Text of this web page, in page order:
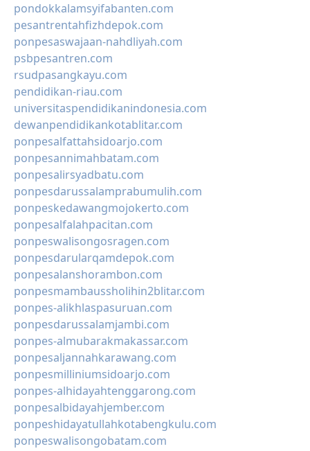
pondokkalamsyifabanten.com
pesantrentahfizhdepok.com
ponpesaswajaan-nahdliyah.com
psbpesantren.com
rsudpasangkayu.com
pendidikan-riau.com
universitaspendidikanindonesia.com
dewanpendidikankotablitar.com
ponpesalfattahsidoarjo.com
ponpesannimahbatam.com
ponpesalirsyadbatu.com
ponpesdarussalamprabumulih.com
ponpeskedawangmojokerto.com
ponpesalfalahpacitan.com
ponpeswalisongosragen.com
ponpesdarularqamdepok.com
ponpesalanshorambon.com
ponpesmambaussholihin2blitar.com
ponpes-alikhlaspasuruan.com
ponpesdarussalamjambi.com
ponpes-almubarakmakassar.com
ponpesaljannahkarawang.com
ponpesmilliniumsidoarjo.com
ponpes-alhidayahtenggarong.com
ponpesalbidayahjember.com
ponpeshidayatullahkotabengkulu.com
ponpeswalisongobatam.com